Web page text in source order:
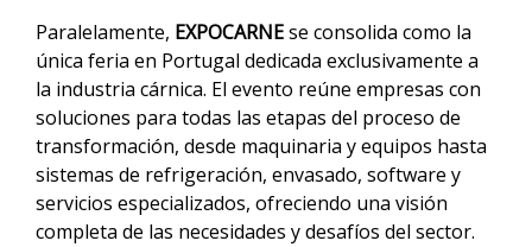
Paralelamente, EXPOCARNEse consolida como la
única feria en Portugal dedicada exclusivamente a
la industria cárnica. El evento reúne empresas con
soluciones para todas las etapas del proceso de
transformación, desde maquinaria y equipos hasta
sistemas de refrigeración, envasado, software y
servicios especializados, ofreciendo una visión
completa de las necesidades y desafíos del sector.